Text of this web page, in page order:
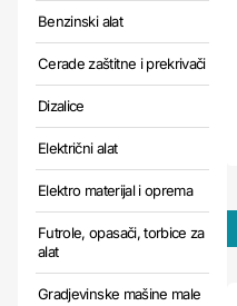
Benzinski alat
Cerade zaštitne i prekrivači
Dizalice
Električni alat
Elektro materijal i oprema
Futrole, opasači, torbice za
alat
Gradjevinske mašine male